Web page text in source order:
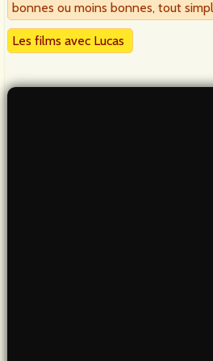
bonnes ou moins bonnes, tout
Les films avec Lucas